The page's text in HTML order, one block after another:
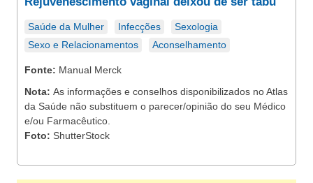
Saúde da Mulher Infecções
Sexologia
Sexo e Relacionamentos
Aconselhamento
Fonte: Manual Merck
Nota: As informações e conselhos disponibilizados no Atlas
da Saúde não substituem o parecer/opinião do seu Médico
e/ou Farmacêutico.
Foto: ShutterStock